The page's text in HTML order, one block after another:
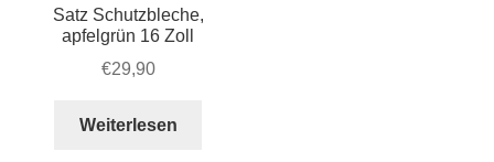
Satz Schutzbleche,
apfelgrün 16 Zoll
€29,90
Weiterlesen